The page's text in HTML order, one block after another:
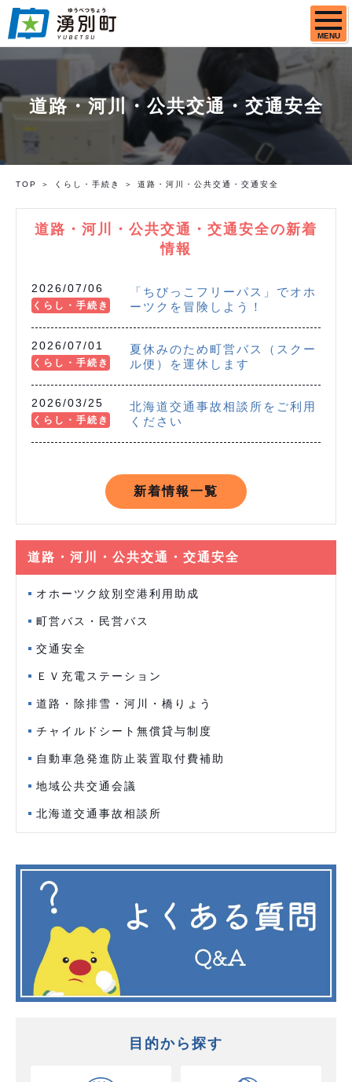
MENU
道路・河川・公共交通・交通安全
TOP くらし・手続き 道路・河川・公共交通・交通安全
道路・河川・公共交通・交通安全の新着
情報
2026/07/06
くらし・手続き
「ちびっこフリーパス」でオホ
ーツクを冒険しよう！
2026/07/01
くらし・手続き
夏休みのため町営バス（スクー
ル便）を運休します
2026/03/25
くらし・手続き
北海道交通事故相談所をご利用
ください
新着情報一覧
道路・河川・公共交通・交通安全
オホーツク紋別空港利用助成
町営バス・民営バス
交通安全
ＥＶ充電ステーション
道路・除排雪・河川・橋りょう
チャイルドシート無償貸与制度
自動車急発進防止装置取付費補助
地域公共交通会議
北海道交通事故相談所
目的から探す